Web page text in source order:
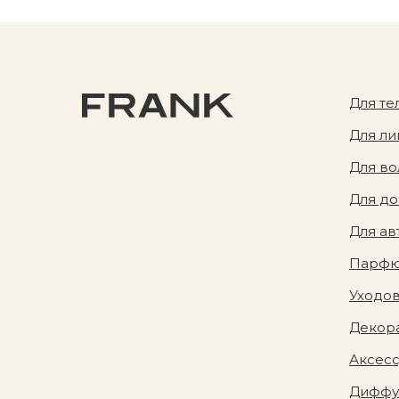
Для
Для
Для
Для
Для